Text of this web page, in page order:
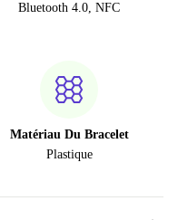
Bluetooth 4.0, NFC
Matériau Du Bracelet
Plastique